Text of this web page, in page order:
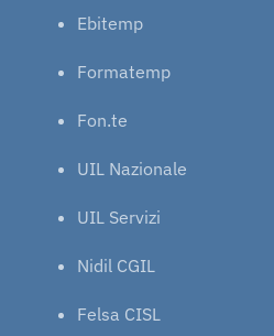
Ebitemp
Formatemp
Fon.te
UIL Nazionale
UIL Servizi
Nidil CGIL
Felsa CISL